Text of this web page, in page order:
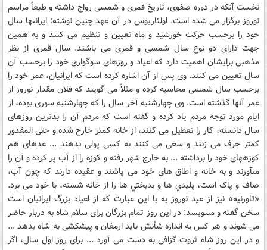
نخست آنکه در دوره صفوى، تاريخ قمرى و شمسى رواج داشته و طبعاً مراسم
نوروز برگزار مى‏ شده است. اولئاريوس در آن عهد چنين نوشته: ايرانى‏ها سال
خود را برحسب حرکت خورشيد و ماه تعيين و تنظيم مى ‏کنند و به همين
جهت داراى دو نوع سال شمسى و قمرى مى‏ باشند. سال قمرى از نظر
مذهبى برايشان اهميت دارد که اعياد و روزهاى سوگوارى خود را برحسب آن
سال تعيين مى ‏کنند. وى پس از آن اشاره کرده است که ايرانيان، عمر خود را
برحسب سال شمسى محاسبه کرده و مثلاً مى‏ گويند که فلان مقدار نوروز از
عمر آنها گذشته است. وى چهارشنبه آخر سال را که چهارشنبه سورى بوده، از
ايام مورد توجه مردم ياد کرده و گفته است که مردم آن را بدترين روزهاى
سال دانسته، کار را تعطيل مى ‏کنند، از خانه کمتر خارج شده و حتى المقدور
کمتر حرف مى ‏زنند و سعى مى‏ کنند به کسى پولى ندهند ... عده‏اى هم
کوزه‏هاى خود را برداشته ... به خارج شهر رفته و کوزه را از آب پر کرده و آن را
مى‏آورند و به خانه و اطاق هاى خود مى‏ پاشند و عقيده دارند که چون آب،
صاف و پاک است، پليدي ها و بدبختي ها را از خانه شسته، با خود مى‏ برد.
«تاورنيه» نيز از عيد نوروز به با اين عبارت که از اعياد بزرگ ايرانيان است
سخن گفته و مى‏نويسد: در اين روز تمام بزرگان براى سلام شاه به دربار حاضر
مى‏ شوند و هر کس به اندازه شأنش بايد ارمغان و پيشکشى به شاه بدهد ...
و در اين روز شاه ثروت گزافى به دست مى ‏آورد ... براى روز اول سال، اگر